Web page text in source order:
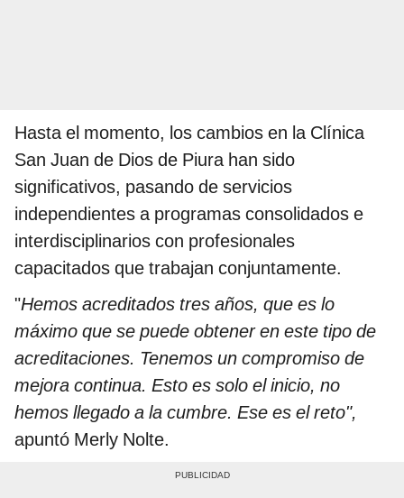
Hasta el momento, los cambios en la Clínica
San Juan de Dios de Piura han sido
significativos, pasando de servicios
independientes a programas consolidados e
interdisciplinarios con profesionales
capacitados que trabajan conjuntamente.
"Hemos acreditados tres años, que es lo
máximo que se puede obtener en este tipo de
acreditaciones. Tenemos un compromiso de
mejora continua. Esto es solo el inicio, no
hemos llegado a la cumbre. Ese es el reto",
apuntó Merly Nolte.